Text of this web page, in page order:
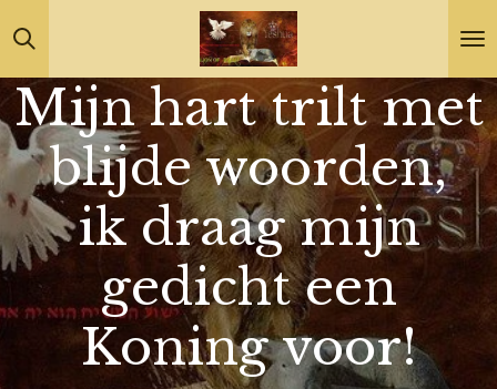
Ga
direct
naar
de
hoofdinhoud
Mijn hart trilt met
blijde woorden,
ik draag mijn
gedicht een
Koning voor!